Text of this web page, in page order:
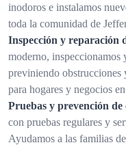
inodoros e instalamos
toda la comunidad de
Inspección y reparación
moderno, inspeccionamos
previniendo obstrucciones
para hogares y negocios
Pruebas y prevención
con pruebas regulares y
Ayudamos a las familias